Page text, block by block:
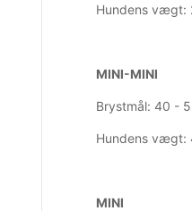
Hundens vægt:
MINI-MINI
Brystmål: 40 -
Hundens vægt:
MINI